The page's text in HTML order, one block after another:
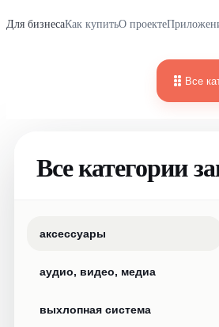
Для бизнесаКак купитьО проекте
Все
Все категории
аксессуары
аудио, видео, медиа
выхлопная система